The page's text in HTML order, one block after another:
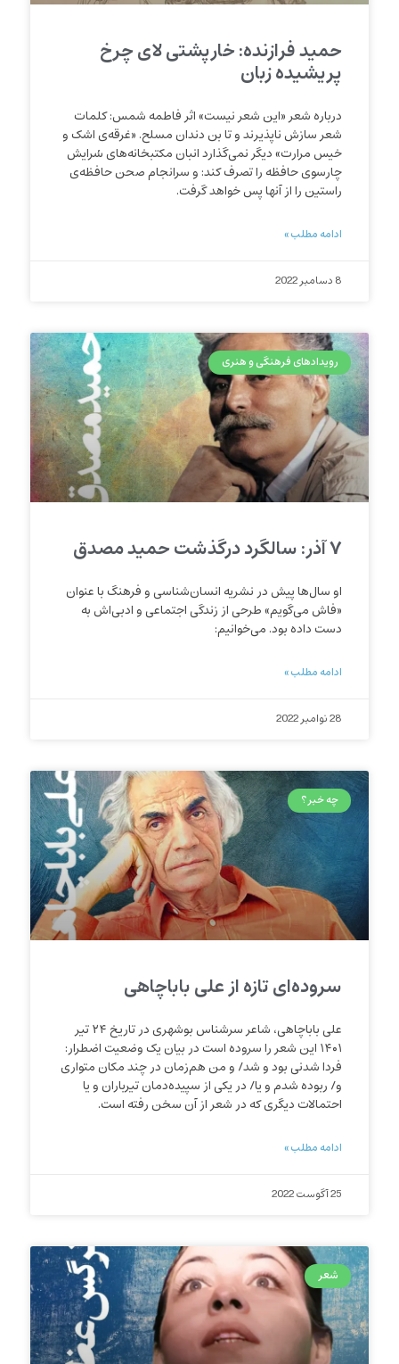
حمید فرازنده: خارپشتی لای چرخ
پریشیده زبان
درباره شعر «این شعر نیست» اثر فاطمه شمس: کلمات
شعر سازش ناپذیر‌ند و تا بن دندان مسلح. «غرقه‌ی اشک و
خیس مرارت» دیگر نمی‌گذارد انبان مکتبخانه‌های سُرایش
چارسوی حافظه را تصرف کند: و سرانجام صحن حافظه‌ی
راستین را از آنها پس خواهد گرفت.
ادامه مطلب »
8 دسامبر 2022
رویدادهای فرهنگی و هنری
۷ آذر: سالگرد درگذشت حمید مصدق
او سال‌ها پیش در نشریه انسان‌شناسی و فرهنگ با عنوان
«فاش می‌گویم» طرحی از زندگی‌ اجتماعی و ادبی‌اش به
دست داده بود. می‌خوانیم:
ادامه مطلب »
28 نوامبر 2022
چه خبر؟
سروده‌ای تازه از علی باباچاهی
علی باباچاهی، شاعر سرشناس بوشهری در تاریخ ۲۴ تیر
۱۴۰۱ این شعر را سروده است در بیان یک وضعیت اضطرار:
فردا شدنی بود و شد/ و من هم‌زمان در چند مکان متواری
و/ ربوده شدم و یا/ در یکی از سپیده‌دمان تیرباران و یا
احتمالات دیگری که در شعر از آن سخن رفته است.
ادامه مطلب »
25 آگوست 2022
شعر